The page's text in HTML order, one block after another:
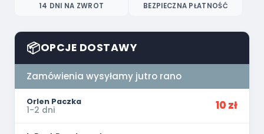
14 DNI NA ZWROT BEZPIECZNA PŁATNOŚĆ
📦OPCJE DOSTAWY
Zamówienia wysyłamy jutro rano
Orlen Paczka
1-2 dni 10 zł